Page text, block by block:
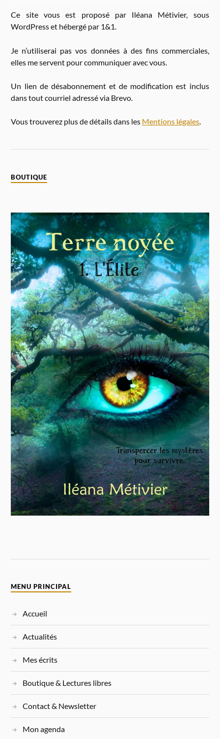
Ce site vous est proposé par Iléana Métivier, sous
WordPress et hébergé par 1&1.
Je n’utiliserai pas vos données à des fins commerciales,
elles me servent pour communiquer avec vous.
Un lien de désabonnement et de modification est inclus
dans tout courriel adressé via Brevo.
Vous trouverez plus de détails dans les Mentions légales.
BOUTIQUE
MENU PRINCIPAL
Accueil
Actualités
Mes écrits
Boutique & Lectures libres
Contact & Newsletter
Mon agenda